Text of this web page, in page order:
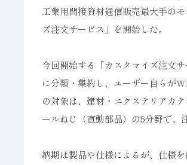
工業用間接資材通信販売最大手の
ズ注文サービス」を開始した。
今回開始する「カスタマイズ注文
に分類・集約し、ユーザー自らが
の対象は、建材・エクステリアカ
ールねじ（直動部品）の5分野で、
納期は製品や仕様によるが、仕様